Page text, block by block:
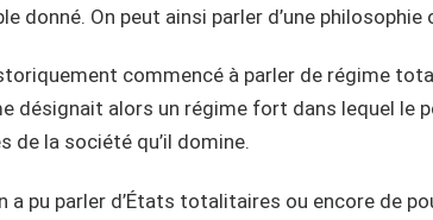
donné. On peut ainsi parler d’une
commencé à parler de régime
désignait alors un régime fort dans lequel le
de la société qu’il domine.
a pu parler d’États totalitaires ou encore de